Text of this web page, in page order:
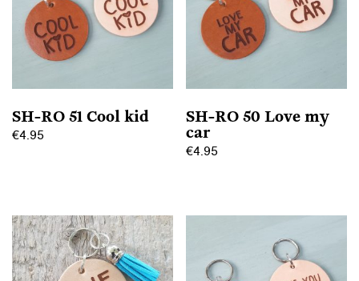
SH-RO 51 Cool kid
€4.95
meerdere
variaties.
Deze
SH-RO 50 Love my
car
€4.95
variaties.